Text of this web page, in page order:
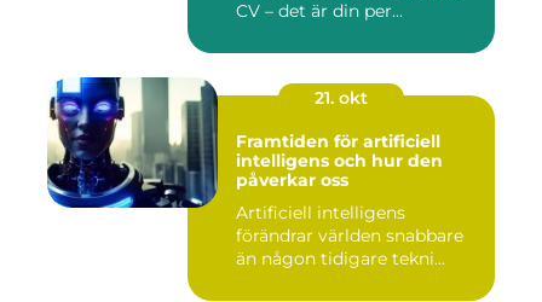
CV – det är din per...
21. okt
Framtiden för artificiell
intelligens och hur den
påverkar oss
Artificiell intelligens
förändrar världen snabbare
än någon tidigare tekni...